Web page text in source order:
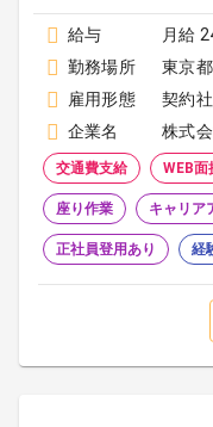
給与
月給
勤務場所
東京
雇用形態
契約
企業名
株式
交通費支給 WEB面
座り作業 キャリア
正社員登用あり 経